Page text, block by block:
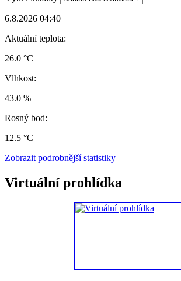
6.8.2026 04:40
Aktuální teplota:
26.0 °C
Vlhkost:
43.0 %
Rosný bod:
12.5 °C
Zobrazit podrobnější statistiky
Virtuální prohlídka